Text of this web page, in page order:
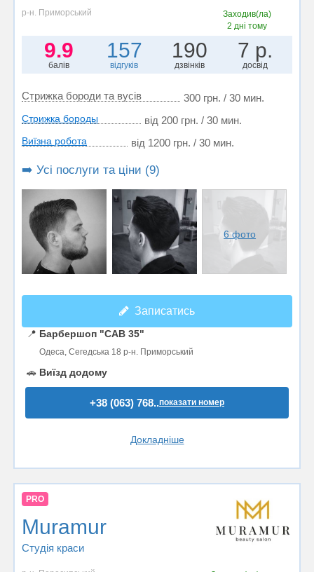
р-н. Приморський
Заходив(ла)
2 дні тому
9.9
балів
157
відгуків
190
дзвінків
7 р.
досвід
Стрижка бороди та вусів 300 грн. / 30 мин.
Стрижка бороды від 200 грн. / 30 мин.
Виïзна робота від 1200 грн. / 30 мин.
➡️ Усі послуги та ціни (9)
6 фото
Записатись
📍 Барбершоп "CAB 35"
Одеса, Сегедська 18 р-н. Приморський
🚗 Виїзд додому
+38 (063) 768..показати номер
Докладніше
PRO
Muramur
Студія краси